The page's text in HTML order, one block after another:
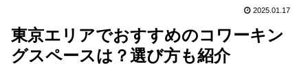
2025.01.17
東京エリアでおすすめのコワーキン
グスペースは？選び方も紹介